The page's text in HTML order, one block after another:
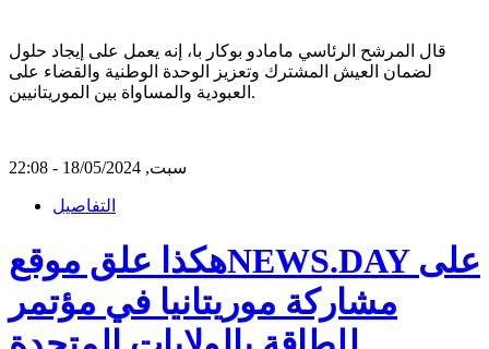
قال المرشح الرئاسي مامادو بوكار با، إنه يعمل على إيجاد حلول
لضمان العيش المشترك وتعزيز الوحدة الوطنية والقضاء على
العبودية والمساواة بين الموريتانيين.
سبت, 18/05/2024 - 22:08
التفاصيل
هكذا علق موقعNEWS.DAY على
مشاركة موريتانيا في مؤتمر